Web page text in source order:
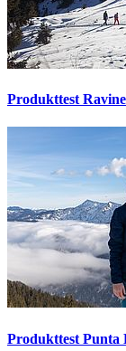
Produkttest
Produkttest Punta